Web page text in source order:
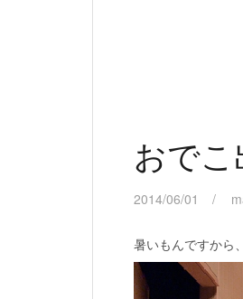
おで
2014/06/01
暑いもんですから